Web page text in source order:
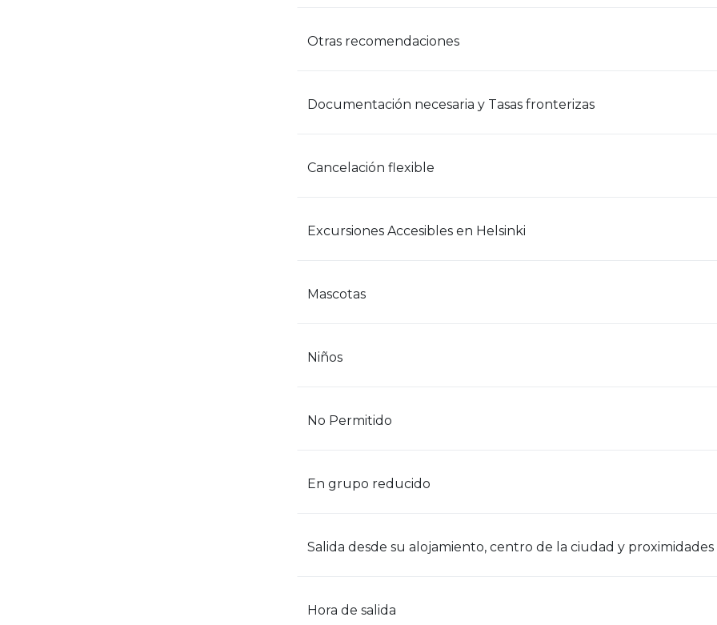
Otras recomendaciones
Documentación necesaria y Tasas fronterizas
Cancelación flexible
Excursiones Accesibles en Helsinki
Mascotas
Niños
No Permitido
En grupo reducido
Salida desde su alojamiento, centro de la ciudad y proximidades
Hora de salida